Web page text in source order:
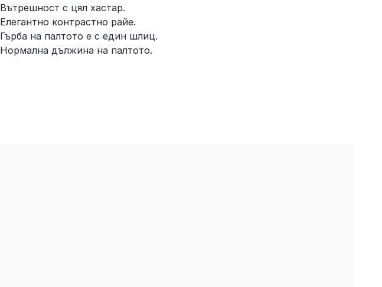
Вътрешност с цял хастар.
Елегантно контрастно райе.
Гърба на палтото е с един шлиц.
Нормална дължина на палтото.